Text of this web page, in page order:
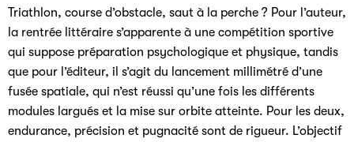
Triathlon, course d’obstacle, saut à la perche ? Pour l’auteur,
la rentrée littéraire s’apparente à une compétition sportive
qui suppose préparation psychologique et physique, tandis
que pour l’éditeur, il s’agit du lancement millimétré d’une
fusée spatiale, qui n’est réussi qu’une fois les différents
modules largués et la mise sur orbite atteinte. Pour les deux,
endurance, précision et pugnacité sont de rigueur. L’objectif